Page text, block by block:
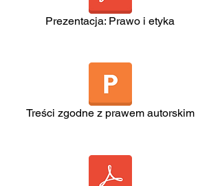
Prezentacja: Prawo i etyka
Treści zgodne z prawem autorskim